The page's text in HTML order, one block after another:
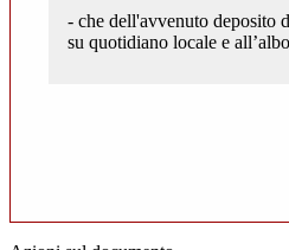
- che dell'avvenuto deposito
su quotidiano locale e